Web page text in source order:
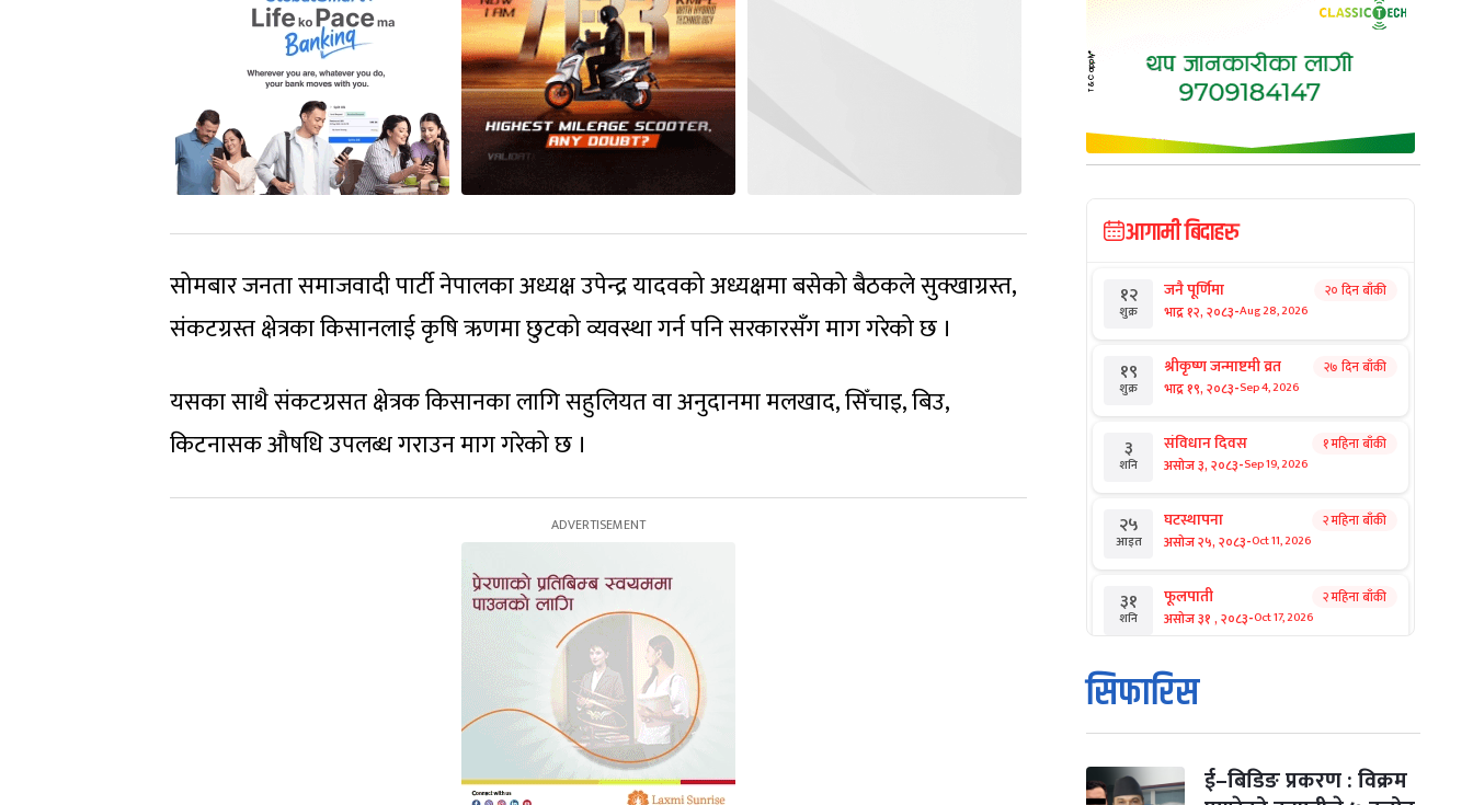
सोमबार जनता समाजवादी पार्टी नेपालका अध्यक्ष उपेन्द्र यादवको अध्यक्षमा बसेको बैठकले सुक्खाग्रस्त,
संकटग्रस्त क्षेत्रका किसानलाई कृषि ऋणमा छुटको व्यवस्था गर्न पनि सरकारसँग माग गरेको छ ।
यसका साथै संकटग्रसत क्षेत्रक किसानका लागि सहुलियत वा अनुदानमा मलखाद, सिँचाइ, बिउ,
किटनासक औषधि उपलब्ध गराउन माग गरेको छ ।
आगामी बिदाहरु
१२
शुक्र
जनै पूर्णिमा
भाद्र १२, २०८३-Aug 28, 2026
२० दिन बाँकी
१९
शुक्र
श्रीकृष्ण जन्माष्टमी व्रत
भाद्र १९, २०८३-Sep 4, 2026
२७ दिन बाँकी
३
शनि
संविधान दिवस
असोज ३, २०८३-Sep 19, 2026
१ महिना बाँकी
२५
आइत
घटस्थापना
असोज २५, २०८३-Oct 11, 2026
२ महिना बाँकी
३१
शनि
फूलपाती
असोज ३१ , २०८३-Oct 17, 2026
२ महिना बाँकी
१
आइत
कार्तिक सङ्क्रान्ति
कार्तिक १, २०८३
मंगल कार्तिक ३, २०८३-Oct 20, 2026
सिफारिस
ई–बिडिङ प्रकरण : विक्रम